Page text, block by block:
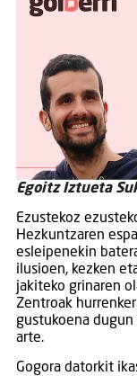
Egoitz Iztueta
Ezustekoz
Hezkuntzaren
esleipenekin
ilusioen, kezken
jakiteko grinaren
Zentroak
gustukoena
arte.
Gogora datorkit